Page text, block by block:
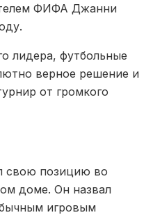
ФИФА Джанни
лидера, футбольные
верное решение и
от громкого
свою позицию во
доме. Он назвал
игровым